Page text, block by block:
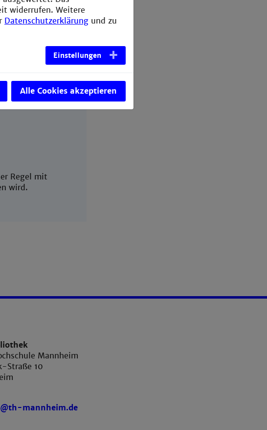
ScienceDirect
Regel mit
wird.
Mannheim
Straße 10
mannheim.de
widerrufen. Weitere
Datenschutzerklärung und zu
Einstellungen
Alle Cookies akzeptieren